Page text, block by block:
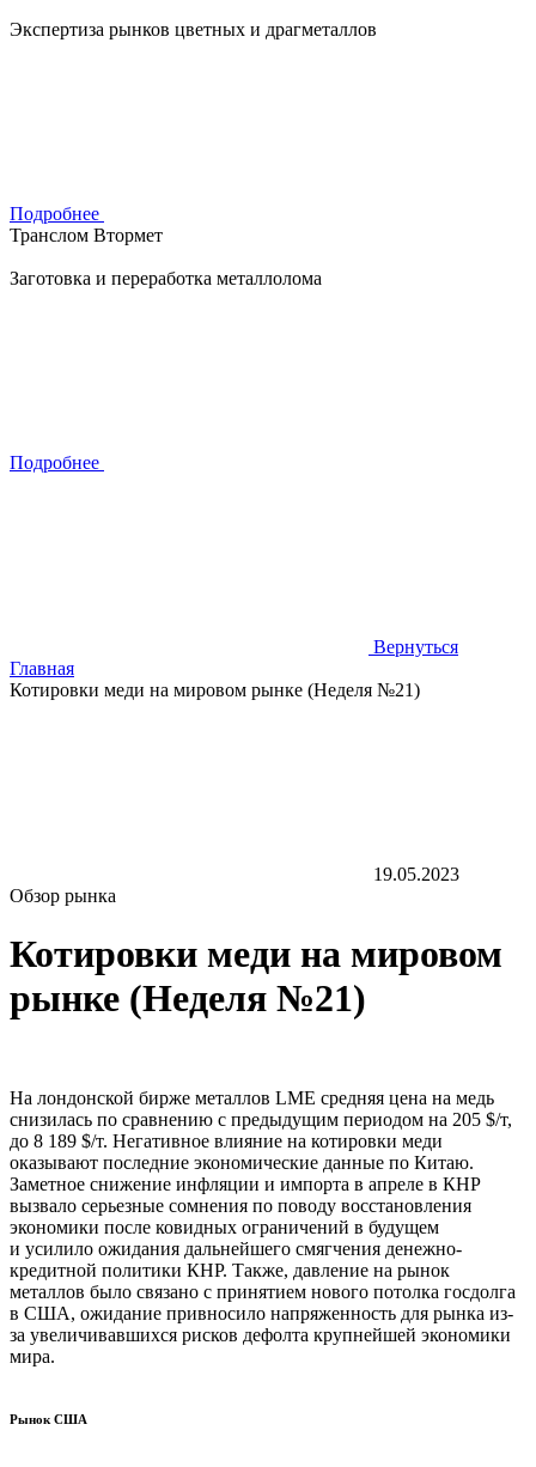
Экспертиза рынков цветных и драгметаллов
Подробнее
Транслом Втормет
Заготовка и переработка металлолома
Подробнее
Вернуться
Главная
Котировки меди на мировом рынке (Неделя №21)
19.05.2023
Обзор рынка
Котировки меди на мировом
рынке (Неделя №21)
На лондонской бирже металлов LME средняя цена на медь
снизилась по сравнению с предыдущим периодом на 205 $/т,
до 8 189 $/т. Негативное влияние на котировки меди
оказывают последние экономические данные по Китаю.
Заметное снижение инфляции и импорта в апреле в КНР
вызвало серьезные сомнения по поводу восстановления
экономики после ковидных ограничений в будущем
и усилило ожидания дальнейшего смягчения денежно-
кредитной политики КНР. Также, давление на рынок
металлов было связано с принятием нового потолка госдолга
в США, ожидание привносило напряженность для рынка из-
за увеличивавшихся рисков дефолта крупнейшей экономики
мира.
Рынок США